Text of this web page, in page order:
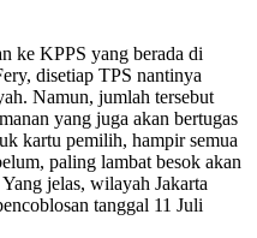
ke KPPS yang berada di
disetiap TPS nantinya
Namun, jumlah tersebut
yang juga akan bertugas
kartu pemilih, hampir semua
paling lambat besok akan
jelas, wilayah Jakarta
tanggal 11 Juli